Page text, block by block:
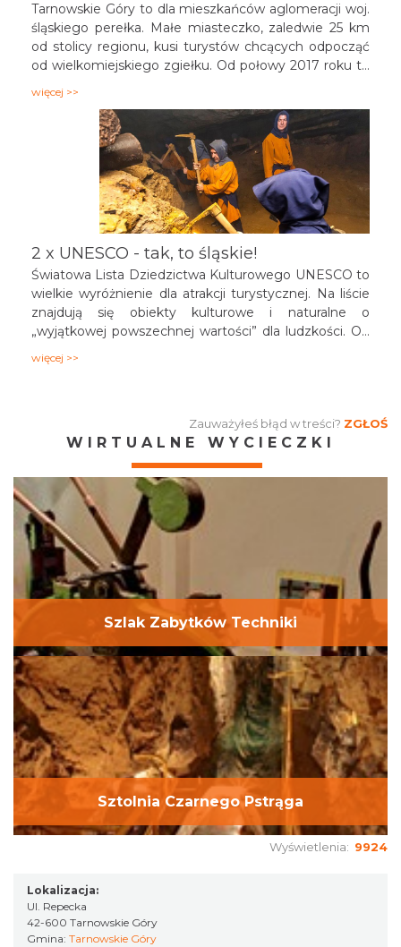
Tarnowskie Góry to dla mieszkańców aglomeracji woj.
śląskiego perełka. Małe miasteczko, zaledwie 25 km
od stolicy regionu, kusi turystów chcących odpocząć
od wielkomiejskiego zgiełku. Od połowy 2017 roku to
się rosnącym, w zawrotnym wręcz tempie,
zainteresowaniem. A to za sprawą wpisu 28 obiektów
z miasta na listę Światowego Dziedzictwa UNESCO,
pierwszego w woj. Śląskim. Podpowiadamy co
jeszcze zobaczyć w "mieście gwarków" podczas
wycieczki do województwa śląskiego.
więcej >>
2 x UNESCO - tak, to śląskie!
Światowa Lista Dziedzictwa Kulturowego UNESCO to
wielkie wyróżnienie dla atrakcji turystycznej. Na liście
znajdują się obiekty kulturowe i naturalne o
„wyjątkowej powszechnej wartości” dla ludzkości. Od
mogą Tarnowskie Góry. Drugi magnes na turystów,
Kreatywnego UNESCO w dziedzinie muzyki. Jest
jeszcze krajowa lista niematerialnego dziedzictwa
kulturowego, na której od 2018 roku znajduje się m.in.
Barbórka oraz tradycje wytwarzania koronki
koniakowskiej. Jedno jest pewne: mamy się czym
chwalić!
więcej >>
Zauważyłeś błąd w treści? ZGŁOŚ
WIRTUALNE WYCIECZKI
Szlak Zabytków Techniki
Sztolnia Czarnego Pstrąga
Wyświetlenia: 9924
Lokalizacja:
Ul. Repecka
42-600 Tarnowskie Góry
Gmina: Tarnowskie Góry